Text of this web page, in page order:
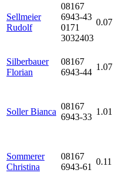
Sellmeier
Rudolf
08167
6943-43
0171
3032403
0.07
Silberbauer
Florian
08167
6943-44
1.07
Soller Bianca
08167
6943-33
1.01
Sommerer
Christina
08167
6943-61
0.11